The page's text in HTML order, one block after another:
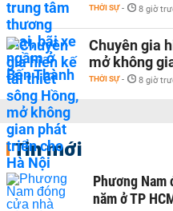
THỜI SỰ - 8 giờ
Chuyên gia
mở không
THỜI SỰ - 8 giờ
Tin mới
Phương Nam
năm ở TP